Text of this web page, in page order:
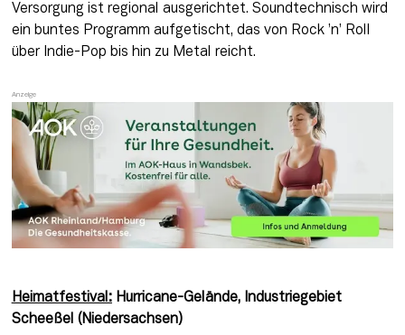
Versorgung ist regional ausgerichtet. Soundtechnisch wird
ein buntes Programm aufgetischt, das von Rock ’n’ Roll
über Indie-Pop bis hin zu Metal reicht.
Heimatfestival: Hurricane-Gelände, Industriegebiet
Scheeßel (Niedersachsen)